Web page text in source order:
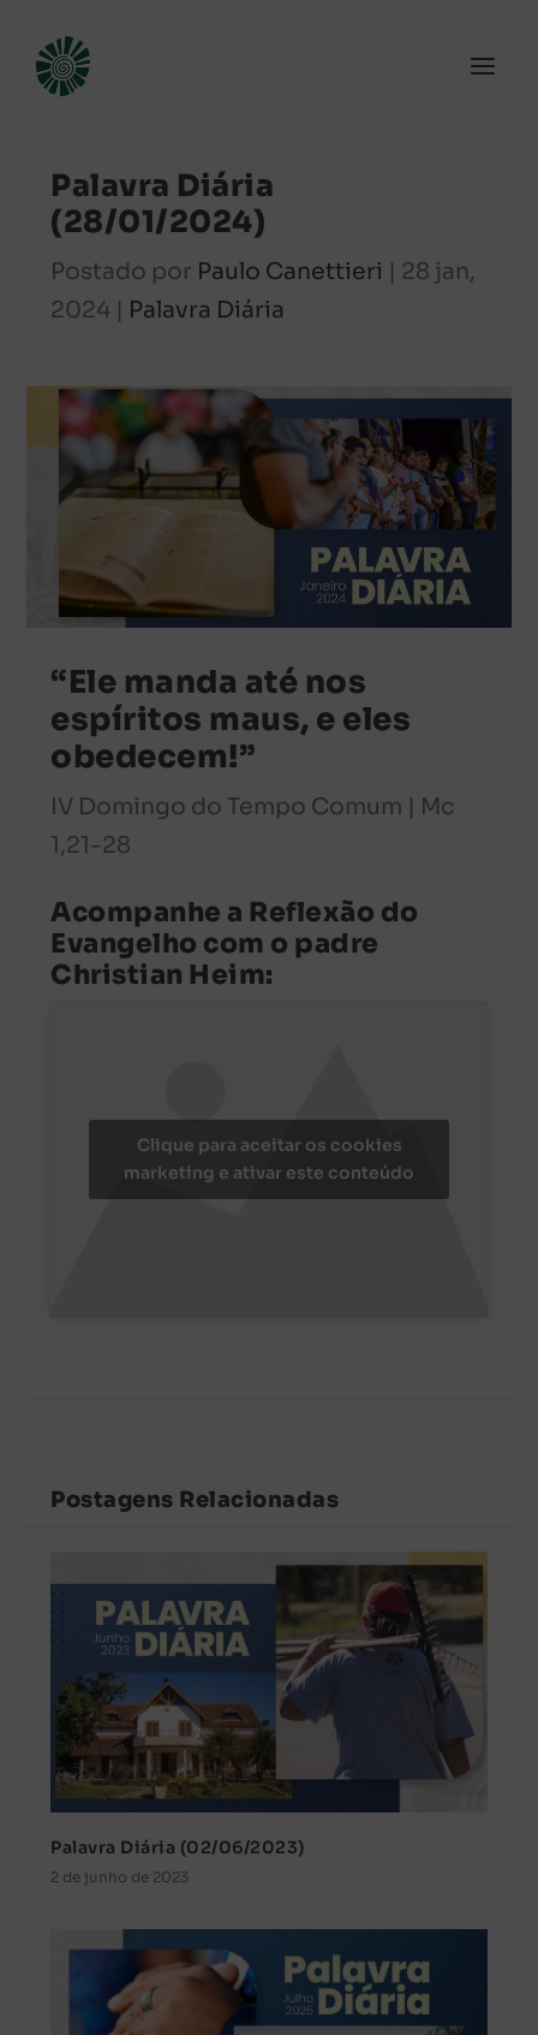
Palavra Diária
(28/01/2024)
Postado por Paulo Canettieri | 28 jan,
2024 | Palavra Diária
“Ele manda até nos
espíritos maus, e eles
obedecem!”
IV Domingo do Tempo Comum | Mc
1,21-28
Acompanhe a Reflexão do
Evangelho com o padre
Christian Heim:
Clique para aceitar os cookies
marketing e ativar este conteúdo
Postagens Relacionadas
Palavra Diária (02/06/2023)
2 de junho de 2023